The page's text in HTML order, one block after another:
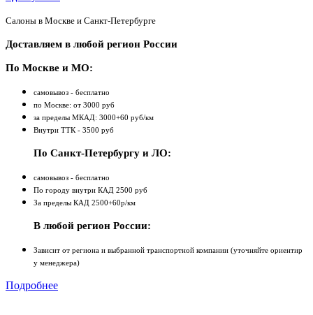
Салоны в Москве и Санкт-Петербурге
Доставляем в любой регион России
По Москве и МО:
самовывоз - бесплатно
по Москве: от 3000 руб
за пределы МКАД: 3000+60 руб/км
Внутри ТТК - 3500 руб
По Санкт-Петербургу и ЛО:
самовывоз - бесплатно
По городу внутри КАД 2500 руб
За пределы КАД 2500+60р/км
В любой регион России:
Зависит от региона и выбранной транспортной компании (уточняйте ориентир
у менеджера)
Подробнее